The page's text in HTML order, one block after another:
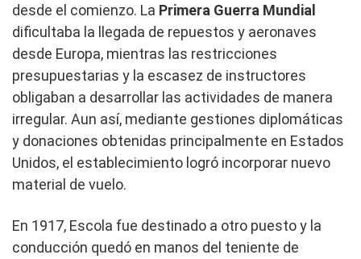
desde el comienzo. La Primera Guerra Mundial
dificultaba la llegada de repuestos y aeronaves
desde Europa, mientras las restricciones
presupuestarias y la escasez de instructores
obligaban a desarrollar las actividades de manera
irregular. Aun así, mediante gestiones diplomáticas
y donaciones obtenidas principalmente en Estados
Unidos, el establecimiento logró incorporar nuevo
material de vuelo.
En 1917, Escola fue destinado a otro puesto y la
conducción quedó en manos del teniente de